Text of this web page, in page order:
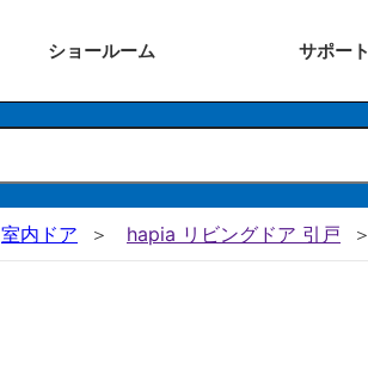
ショールーム サポート
室内ドア hapia リビングドア 引戸